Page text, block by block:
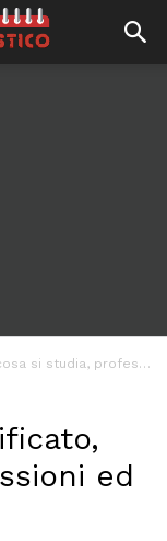
professioni ed atenei
ed